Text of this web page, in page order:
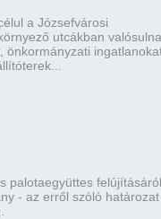
a Józsefvárosi
utcákban valósulna
önkormányzati
palotaegyüttes felújításáról
- az erről szóló határozat